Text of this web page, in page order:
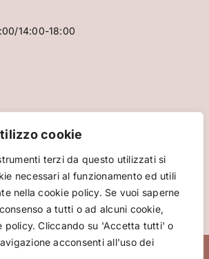
cookie
terzi da questo utilizzati si
necessari al funzionamento ed utili
nella cookie policy. Se vuoi saperne
a tutti o ad alcuni cookie,
policy. Cliccando su 'Accetta tutti' o
acconsenti all'uso dei
14:00-18:00
VIVA International srl – P.za Cinque